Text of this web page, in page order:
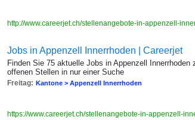
http://www.careerjet.ch/stellenangebote-in-appenzell-
Jobs in Appenzell Innerrhoden | Careerjet
Finden Sie 75 aktuelle Jobs in Appenzell
offenen Stellen in nur einer Suche
Freitag: Kantone > Appenzell Innerrhoden
https://www.careerjet.ch/stellenangebote-in-appenzell-